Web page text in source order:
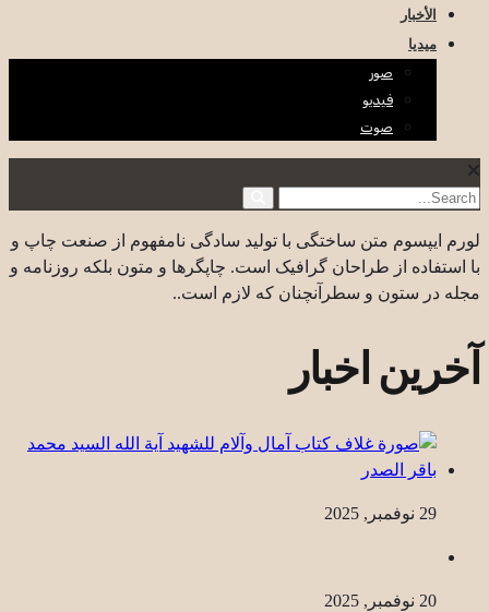
الأخبار
ميديا
صور
فيديو
صوت
لورم ایپسوم متن ساختگی با تولید سادگی نامفهوم از صنعت چاپ و
با استفاده از طراحان گرافیک است. چاپگرها و متون بلکه روزنامه و
مجله در ستون و سطرآنچنان که لازم است..
آخرین اخبار
29 نوفمبر, 2025
20 نوفمبر, 2025